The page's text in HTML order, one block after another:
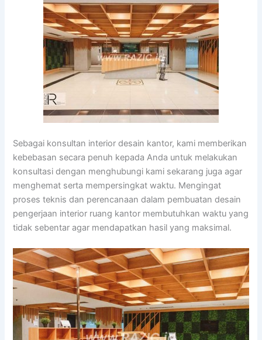
Sebagai konsultan interior desain kantor, kami memberikan
kebebasan secara penuh kepada Anda untuk melakukan
konsultasi dengan menghubungi kami sekarang juga agar
menghemat serta mempersingkat waktu. Mengingat
proses teknis dan perencanaan dalam pembuatan desain
pengerjaan interior ruang kantor membutuhkan waktu yang
tidak sebentar agar mendapatkan hasil yang maksimal.